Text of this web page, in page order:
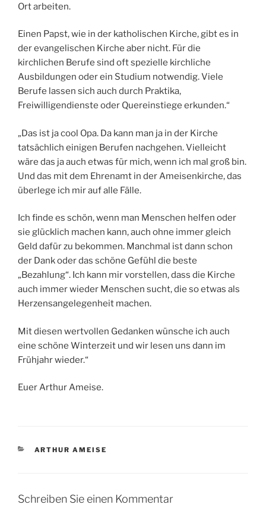
Ort arbeiten.
Einen Papst, wie in der katholischen Kirche, gibt es in
der evangelischen Kirche aber nicht. Für die
kirchlichen Berufe sind oft spezielle kirchliche
Ausbildungen oder ein Studium notwendig. Viele
Berufe lassen sich auch durch Praktika,
Freiwilligendienste oder Quereinstiege erkunden.“
„Das ist ja cool Opa. Da kann man ja in der Kirche
tatsächlich einigen Berufen nachgehen. Vielleicht
wäre das ja auch etwas für mich, wenn ich mal groß bin.
Und das mit dem Ehrenamt in der Ameisenkirche, das
überlege ich mir auf alle Fälle.
Ich finde es schön, wenn man Menschen helfen oder
sie glücklich machen kann, auch ohne immer gleich
Geld dafür zu bekommen. Manchmal ist dann schon
der Dank oder das schöne Gefühl die beste
„Bezahlung“. Ich kann mir vorstellen, dass die Kirche
auch immer wieder Menschen sucht, die so etwas als
Herzensangelegenheit machen.
Mit diesen wertvollen Gedanken wünsche ich auch
eine schöne Winterzeit und wir lesen uns dann im
Frühjahr wieder.“
Euer Arthur Ameise.
KATEGORIEN
ARTHUR AMEISE
Schreiben Sie einen Kommentar